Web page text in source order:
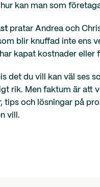
kan man som
pratar Andrea och
blir knuffad inte ens
kapat kostnader
det du vill kan väl ses
rik. Men faktum är att
tips och lösningar på
vill.